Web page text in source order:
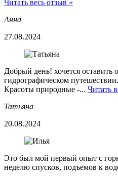
Читать весь отзыв »
Анна
27.08.2024
Добрый день! хочется
гидрографическом
Красоты природные -... Читать
Татьяна
20.08.2024
Это был мой первый опыт с
неделю спусков, подъемов к